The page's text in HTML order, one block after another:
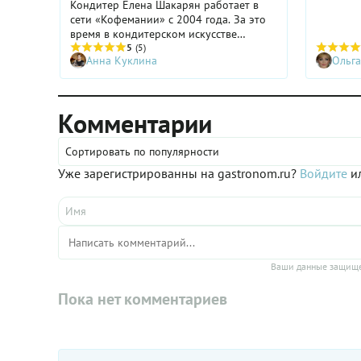
Кондитер Елена Шакарян работает в
сети «Кофемании» с 2004 года. За это
время в кондитерском искусстве
изменилось многое, точнее — всё!
Какие десерты будут в моде в этом
году и почему мы не перестанем их
есть?
5 (5)
Анна Куклина
крем-
восторг
Комментарии
Сортировать по популярности
Уже зарегистрированны на gastronom.ru? Войдите
Ваши данные
Пока нет комментариев